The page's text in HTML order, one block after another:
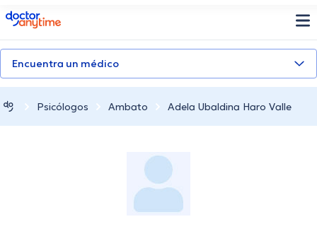
doctoranytime
Encuentra un médico
Psicólogos Ambato Adela Ubaldina Haro Valle